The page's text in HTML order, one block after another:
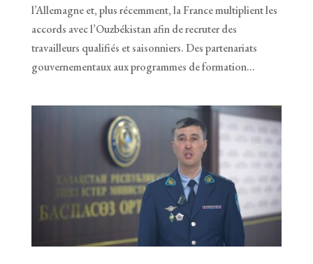
l’Allemagne et, plus récemment, la France multiplient les
accords avec l’Ouzbékistan afin de recruter des
travailleurs qualifiés et saisonniers. Des partenariats
gouvernementaux aux programmes de formation...